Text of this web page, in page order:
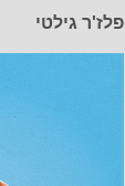
פלז'ר גילטי